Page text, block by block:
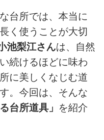
台所では、本当に
く使うことが大切
池梨江さんは、自然
続けるほどに味わ
に美しくなじむ道
。今回は、そんな
る台所道具」 を紹介